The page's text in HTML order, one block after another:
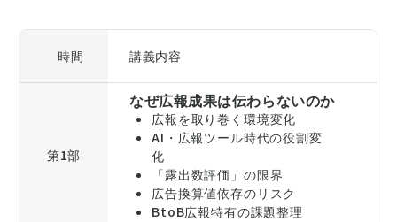
時間 講義内容
第1部
なぜ広報成果は伝わらないのか
広報を取り巻く環境変化
AI・広報ツール時代の役割変
化
「露出数評価」の限界
広告換算値依存のリスク
BtoB広報特有の課題整理